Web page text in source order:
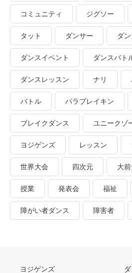
コミュニティ ジグソー
タット ダンサー ダン
ダンスイベント ダンスバト
ダンスレッスン ナリ
バトル パラブレイキン
ブレイクダンス ユニークゾ
ヨジゲンズ レッスン
世界大会 四次元 大
授業 発表会 福祉
障がい者ダンス 障害者
ヨジゲンズ